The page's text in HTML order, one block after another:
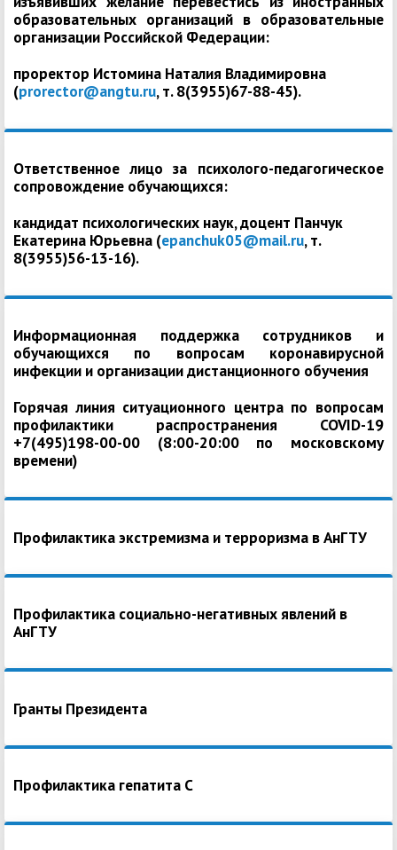
образовательных организаций в образовательные
организации Российской Федерации:
проректор Истомина Наталия Владимировна
(prorector@angtu.ru, т. 8(3955)67-88-45).
Ответственное лицо за психолого-педагогическое
сопровождение обучающихся:
кандидат психологических наук, доцент Панчук
Екатерина Юрьевна (epanchuk05@mail.ru, т.
8(3955)56-13-16).
Информационная поддержка сотрудников и
обучающихся по вопросам коронавирусной
инфекции и организации дистанционного обучения
Горячая линия ситуационного центра по вопросам
профилактики распространения COVID-19
+7(495)198-00-00 (8:00-20:00 по московскому
времени)
Профилактика экстремизма и терроризма в АнГТУ
Профилактика социально-негативных явлений в
АнГТУ
Гранты Президента
Профилактика гепатита С